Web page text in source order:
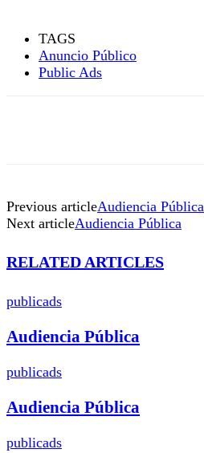
TAGS
Anuncio Público
Public Ads
Previous articleAudiencia Pública
Next articleAudiencia Pública
RELATED ARTICLES
publicads
Audiencia Pública
publicads
Audiencia Pública
publicads